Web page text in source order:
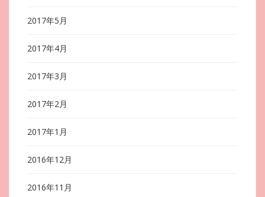
2017年5月
2017年4月
2017年3月
2017年2月
2017年1月
2016年12月
2016年11月